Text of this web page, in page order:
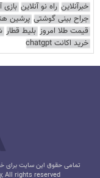
خبرآنلاین راه نو آنلاین بازی
جراح بینی گوشتی پرشین
قیمت طلا امروز بلیط قطار
خرید اکانت chatgpt
تمامی حقوق این سایت برای
All rights reserved